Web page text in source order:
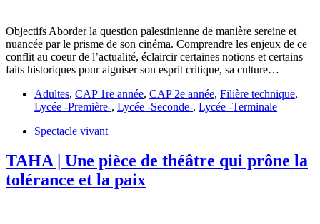
Objectifs Aborder la question palestinienne de manière sereine et
nuancée par le prisme de son cinéma. Comprendre les enjeux de ce
conflit au coeur de l’actualité, éclaircir certaines notions et certains
faits historiques pour aiguiser son esprit critique, sa culture…
Adultes, CAP 1re année, CAP 2e année, Filière technique,
Lycée -Première-, Lycée -Seconde-, Lycée -Terminale
Spectacle vivant
TAHA | Une pièce de théâtre qui prône la
tolérance et la paix